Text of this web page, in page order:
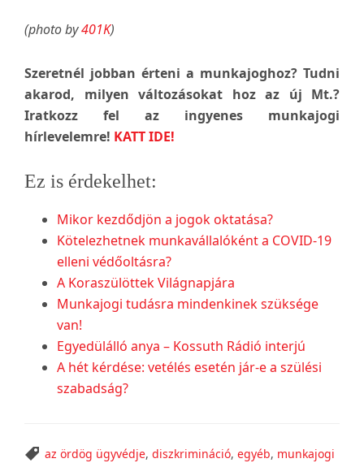
(photo by401K)
Szeretnél jobban érteni a munkajoghoz? Tudni
akarod, milyen változásokat hoz az új Mt.?
Iratkozz fel az ingyenes munkajogi
hírlevelemre! KATT IDE!
Ez is érdekelhet:
Mikor kezdődjön a jogok oktatása?
Kötelezhetnek munkavállalóként a COVID-19
elleni védőoltásra?
A Koraszülöttek Világnapjára
Munkajogi tudásra mindenkinek szüksége
van!
Egyedülálló anya – Kossuth Rádió interjú
A hét kérdése: vetélés esetén jár-e a szülési
szabadság?
az ördög ügyvédje, diszkrimináció, egyéb, munkajogi